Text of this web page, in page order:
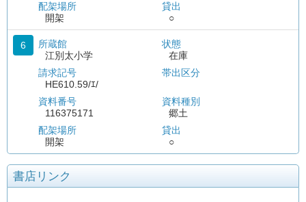
配架場所
開架
貸出
○
6
所蔵館
江別太小学
請求記号
HE610.59/ｴ/
資料番号
116375171
配架場所
開架
状態
在庫
帯出区分
資料種別
郷土
貸出
○
書店リンク